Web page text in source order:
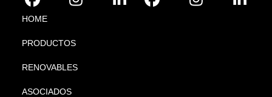
HOME
PRODUCTOS
RENOVABLES
ASOCIADOS